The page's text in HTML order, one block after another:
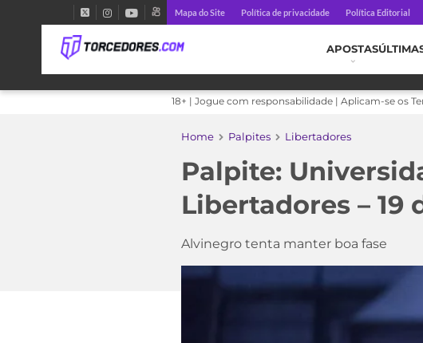
Mapa do Site Política de privacidade Política Editorial
APOSTAS
18+ | Jogue com responsabilidade | Aplicam-se os
Home Palpites Libertadores
Palpite:
Libertadores – 19
Alvinegro tenta manter boa fase